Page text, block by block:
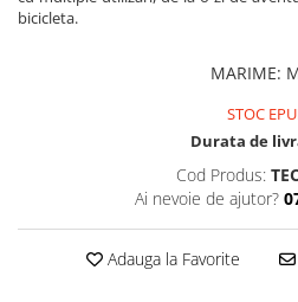
bicicleta.
MARIME:
STOC
Durata de
Cod Produs:
Ai nevoie de ajutor?
Adauga la Favorite